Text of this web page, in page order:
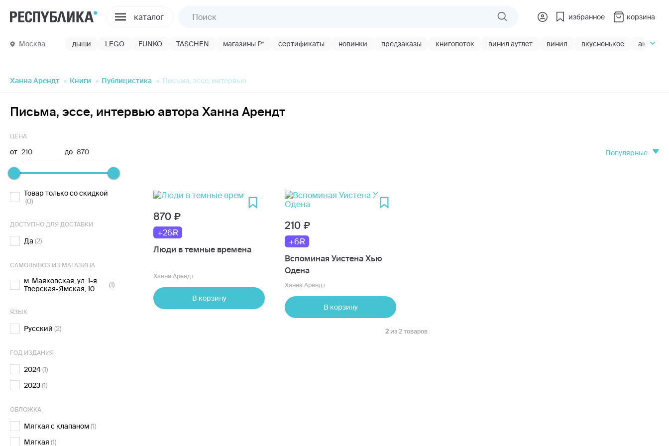
каталог избранное корзина
Москва дыши LEGO FUNKO TASCHEN магазины Р* сертификаты новинки предзаказы книгопоток винил аутлет винил вкусненькое акции
Ханна Арендт Книги Публицистика Письма, эссе, интервью
Письма, эссе, интервью автора Ханна Арендт
ЦЕНА
от 210 до 870
Товар только со скидкой
(0)
ДОСТУПНО ДЛЯ ДОСТАВКИ
Да (2)
САМОВЫВОЗ ИЗ МАГАЗИНА
м. Маяковская, ул. 1-я
Тверская-Ямская, 10
(1)
ЯЗЫК
Русский (2)
ГОД ИЗДАНИЯ
2024(1)
2023(1)
ОБЛОЖКА
Мягкая с клапаном(1)
Мягкая (1)
популярные
870
+26
Люди в темные времена
Ханна Арендт
В корзину
210
+6
Вспоминая Уистена Хью
Одена
Ханна Арендт
В корзину
2 из 2 товаров